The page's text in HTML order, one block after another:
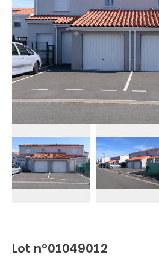
Lot n°01049012